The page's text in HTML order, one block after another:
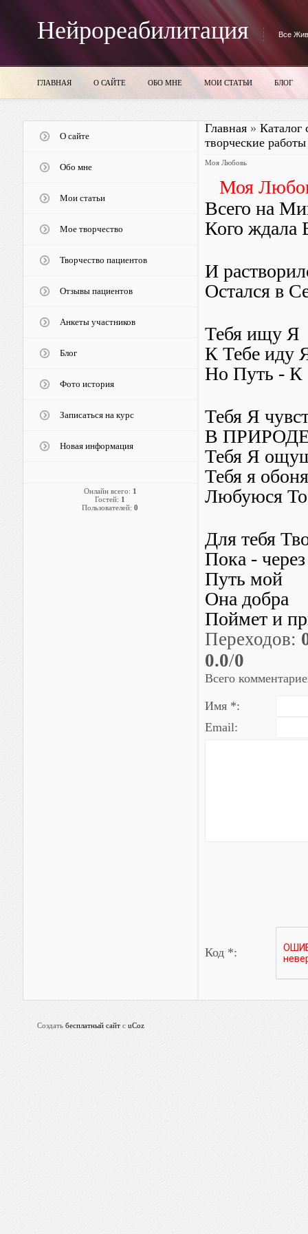
Нейрореабилитация Все
ГЛАВНАЯ О САЙТЕ ОБО МНЕ МОИ СТАТЬИ БЛОГ
О сайте
Обо мне
Мои статьи
Мое творчество
Творчество пациентов
Отзывы пациентов
Анкеты участников
Блог
Фото история
Записаться на курс
Новая информация
Онлайн всего: 1
Гостей: 1
Пользователей: 0
Главная» Каталог
творческие работы
Моя Любовь
Моя
Всего на
Кого
И
Остался в
Тебя ищу Я
К Тебе иду
Но Путь - К
Тебя Я
В
Тебя Я
Тебя я
Любуюся
Для тебя
Пока -
Путь мой
Она добра
Поймет и
Переходов:
0.0/0
Всего
Имя *:
Email:
Код *:
Создать бесплатный сайт с uCoz